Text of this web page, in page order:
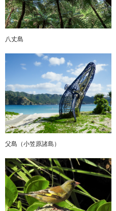
八丈島
父島（小笠原諸島）